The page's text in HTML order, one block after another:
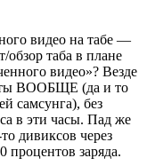
видео на табе —
таба в плане
видео»? Везде
ВООБЩЕ (да и то
самсунга), без
в эти часы. Пад же
дивиксов через
процентов заряда.